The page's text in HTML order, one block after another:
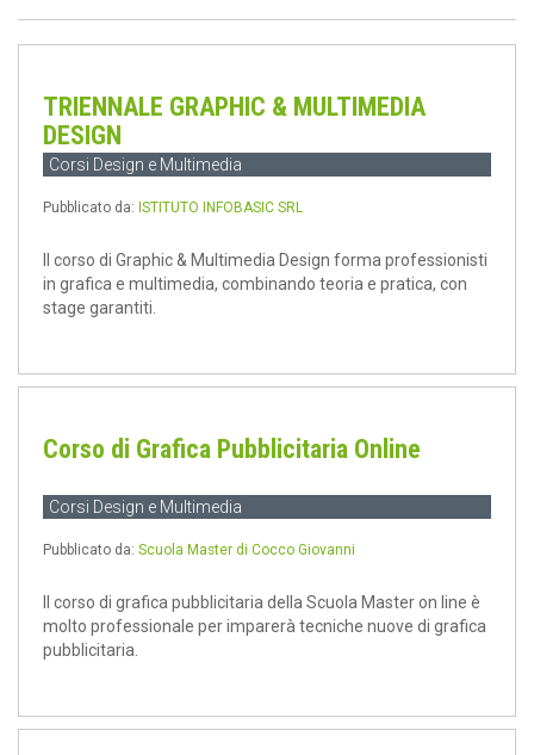
TRIENNALE GRAPHIC & MULTIMEDIA
DESIGN
Corsi Design e Multimedia
Pubblicato da: ISTITUTO INFOBASIC SRL
Il corso di Graphic & Multimedia Design forma professionisti
in grafica e multimedia, combinando teoria e pratica, con
stage garantiti.
Corso di Grafica Pubblicitaria Online
Corsi Design e Multimedia
Pubblicato da: Scuola Master di Cocco Giovanni
Il corso di grafica pubblicitaria della Scuola Master on line è
molto professionale per imparerà tecniche nuove di grafica
pubblicitaria.